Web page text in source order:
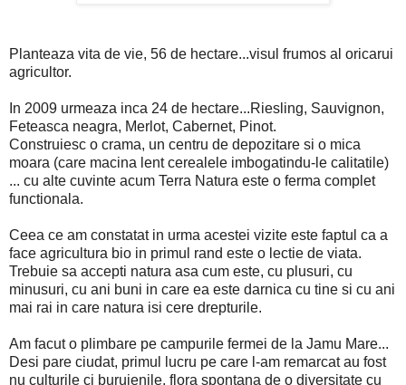
Planteaza vita de vie, 56 de hectare...visul frumos al oricarui
agricultor.
In 2009 urmeaza inca 24 de hectare...Riesling, Sauvignon,
Feteasca neagra, Merlot, Cabernet, Pinot.
Construiesc o crama, un centru de depozitare si o mica
moara (care macina lent cerealele imbogatindu-le calitatile)
... cu alte cuvinte acum Terra Natura este o ferma complet
functionala.
Ceea ce am constatat in urma acestei vizite este faptul ca a
face agricultura bio in primul rand este o lectie de viata.
Trebuie sa accepti natura asa cum este, cu plusuri, cu
minusuri, cu ani buni in care ea este darnica cu tine si cu ani
mai rai in care natura isi cere drepturile.
Am facut o plimbare pe campurile fermei de la Jamu Mare...
Desi pare ciudat, primul lucru pe care l-am remarcat au fost
nu culturile ci buruienile, flora spontana de o diversitate cu